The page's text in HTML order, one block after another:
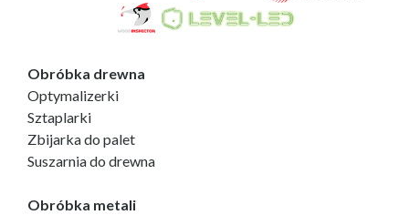
Obróbka drewna
Optymalizerki
Sztaplarki
Zbijarka do palet
Suszarnia do drewna
Obróbka metali